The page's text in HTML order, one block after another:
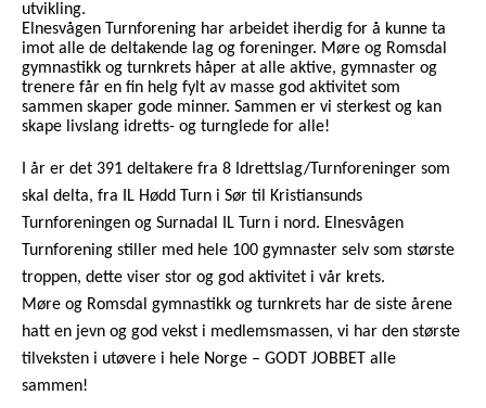
utvikling.
Elnesvågen Turnforening har arbeidet iherdig for å kunne ta
imot alle de deltakende lag og foreninger. Møre og Romsdal
gymnastikk og turnkrets håper at alle aktive, gymnaster og
trenere får en fin helg fylt av masse god aktivitet som
sammen skaper gode minner. Sammen er vi sterkest og kan
skape livslang idretts- og turnglede for alle!
I år er det 391 deltakere fra 8 Idrettslag/Turnforeninger som
skal delta, fra IL Hødd Turn i Sør til Kristiansunds
Turnforeningen og Surnadal IL Turn i nord. Elnesvågen
Turnforening stiller med hele 100 gymnaster selv som største
troppen, dette viser stor og god aktivitet i vår krets.
Møre og Romsdal gymnastikk og turnkrets har de siste årene
hatt en jevn og god vekst i medlemsmassen, vi har den største
tilveksten i utøvere i hele Norge – GODT JOBBET alle
sammen!